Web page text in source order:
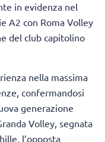
in evidenza nel
A2 con Roma Volley
del club capitolino
nella massima
confermandosi
generazione
Volley, segnata
l’opposta